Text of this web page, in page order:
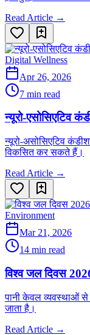
Read Article →
Digital Wellness
Apr 26, 2026
7 min read
न्यूरो-एसोसिएटिव
न्यूरो-असोसिएटिव
विकसित कर सकते हैं।
Read Article →
Environment
Mar 21, 2026
14 min read
विश्व जल दिवस
पानी केवल व्यवस्थाओं से
जाता है।
Read Article →